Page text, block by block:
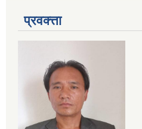
प्रवक्त्ता